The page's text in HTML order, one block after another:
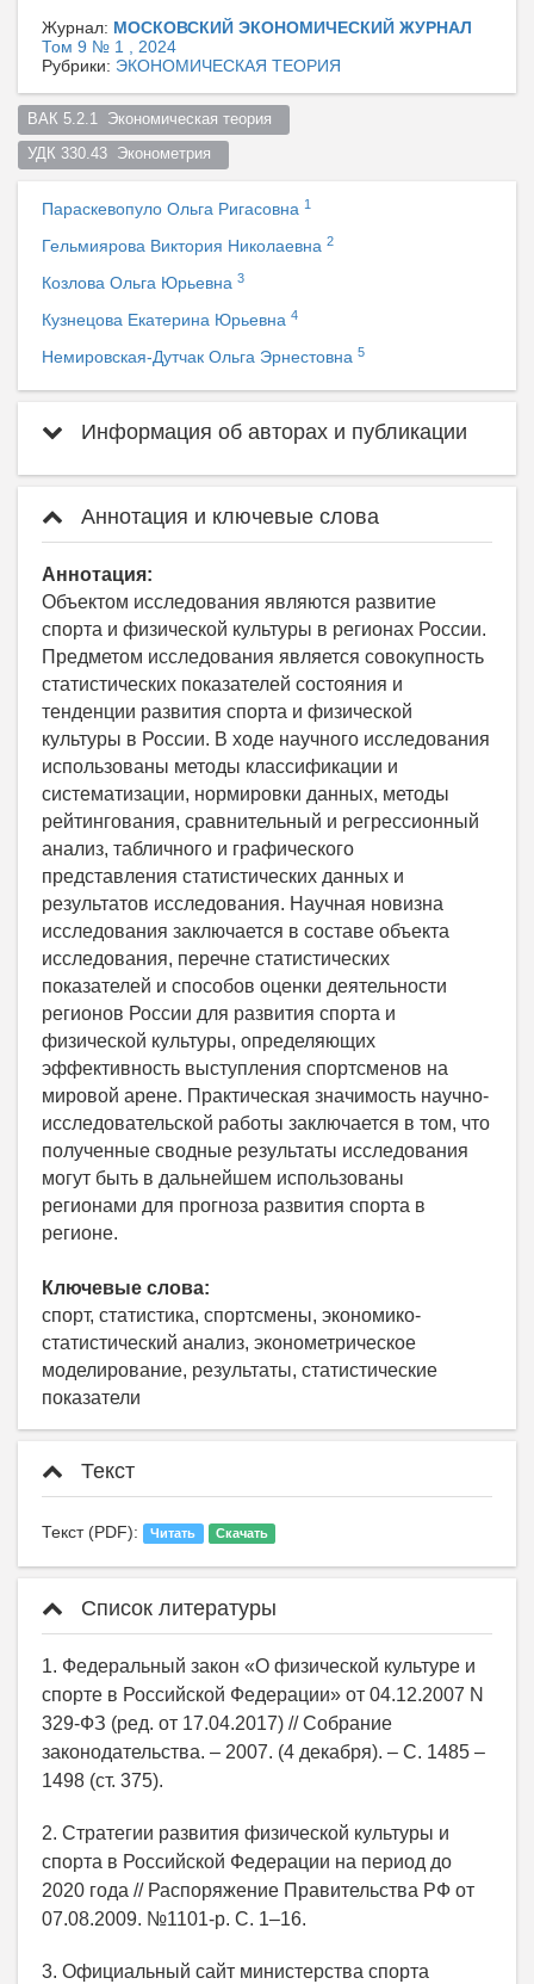
Журнал: МОСКОВСКИЙ ЭКОНОМИЧЕСКИЙ ЖУРНАЛ
Том 9 № 1 , 2024
Рубрики: ЭКОНОМИЧЕСКАЯ ТЕОРИЯ
ВАК 5.2.1  Экономическая теория
УДК 330.43  Эконометрия
Параскевопуло Ольга Ригасовна 1
Гельмиярова Виктория Николаевна 2
Козлова Ольга Юрьевна 3
Кузнецова Екатерина Юрьевна 4
Немировская-Дутчак Ольга Эрнестовна 5
Информация об авторах и публикации
Аннотация и ключевые слова
Аннотация:
Объектом исследования являются развитие
спорта и физической культуры в регионах России.
Предметом исследования является совокупность
статистических показателей состояния и
тенденции развития спорта и физической
культуры в России. В ходе научного исследования
использованы методы классификации и
систематизации, нормировки данных, методы
рейтингования, сравнительный и регрессионный
анализ, табличного и графического
представления статистических данных и
результатов исследования. Научная новизна
исследования заключается в составе объекта
исследования, перечне статистических
показателей и способов оценки деятельности
регионов России для развития спорта и
физической культуры, определяющих
эффективность выступления спортсменов на
мировой арене. Практическая значимость научно-
исследовательской работы заключается в том, что
полученные сводные результаты исследования
могут быть в дальнейшем использованы
регионами для прогноза развития спорта в
регионе.
Ключевые слова:
спорт, статистика, спортсмены, экономико-
статистический анализ, эконометрическое
моделирование, результаты, статистические
показатели
Текст
Текст (PDF): Читать Скачать
Список литературы
1. Федеральный закон «О физической культуре и
спорте в Российской Федерации» от 04.12.2007 N
329-ФЗ (ред. от 17.04.2017) // Собрание
законодательства. – 2007. (4 декабря). – С. 1485 –
1498 (ст. 375).
2. Стратегии развития физической культуры и
спорта в Российской Федерации на период до
2020 года // Распоряжение Правительства РФ от
07.08.2009. №1101-р. С. 1–16.
3. Официальный сайт министерства спорта